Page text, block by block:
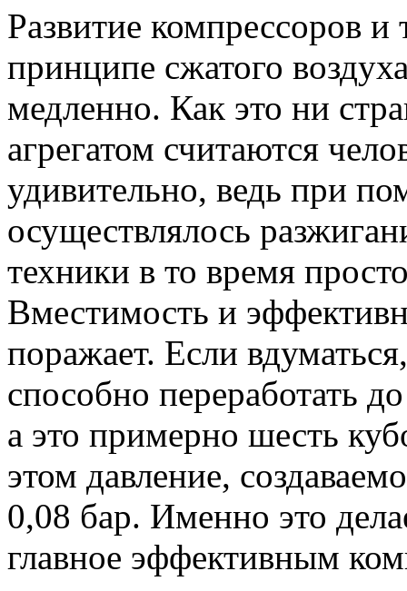
Развитие компрессоров
принципе сжатого
медленно. Как это ни
агрегатом считаются
удивительно, ведь при
осуществлялось
техники в то время
Вместимость и
поражает. Если
способно переработать
а это примерно шесть
этом давление,
0,08 бар. Именно это
главное эффективным